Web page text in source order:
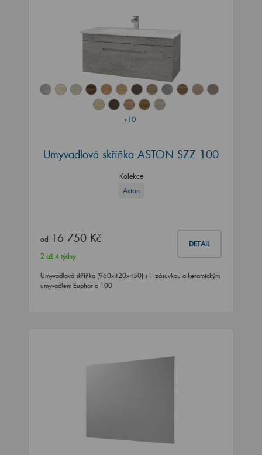
+10
Umyvadlová skříňka ASTON SZZ 100
Kolekce
Aston
od 16 750 Kč DETAIL
2 až 4 týdny
Umyvadlová skříňka (960x420x450) s 1 zásuvkou a keramickým
umyvadlem Euphoria 100